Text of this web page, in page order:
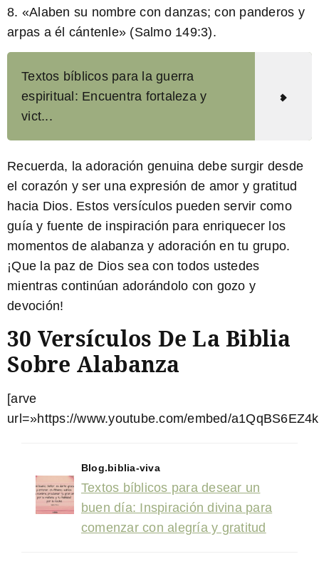
8. «Alaben su nombre con danzas; con panderos y
arpas a él cántenle» (Salmo 149:3).
Textos bíblicos para la guerra
espiritual: Encuentra fortaleza y
vict...
Recuerda, la adoración genuina debe surgir desde
el corazón y ser una expresión de amor y gratitud
hacia Dios. Estos versículos pueden servir como
guía y fuente de inspiración para enriquecer los
momentos de alabanza y adoración en tu grupo.
¡Que la paz de Dios sea con todos ustedes
mientras continúan adorándolo con gozo y
devoción!
30 Versículos De La Biblia
Sobre Alabanza
[arve
url=»https://www.youtube.com/embed/
Blog.biblia-viva
Textos bíblicos para desear un
buen día: Inspiración divina para
comenzar con alegría y gratitud